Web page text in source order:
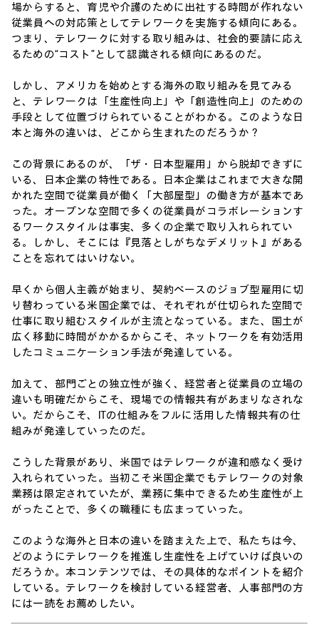
場からすると、育児や介護のために出社する時間が作れない
従業員への対応策としてテレワークを実施する傾向にある。
つまり、テレワークに対する取り組みは、社会的要請に応え
るための“コスト”として認識される傾向にあるのだ。
しかし、アメリカを始めとする海外の取り組みを見てみる
と、テレワークは「生産性向上」や「創造性向上」のための
手段として位置づけられていることがわかる。このような日
本と海外の違いは、どこから生まれたのだろうか？
この背景にあるのが、「ザ・日本型雇用」から脱却できずに
いる、日本企業の特性である。日本企業はこれまで大きな開
かれた空間で従業員が働く「大部屋型」の働き方が基本であ
った。オープンな空間で多くの従業員がコラボレーションす
るワークスタイルは事実、多くの企業で取り入れられてい
る。しかし、そこには『見落としがちなデメリット』がある
ことを忘れてはいけない。
早くから個人主義が始まり、契約ベースのジョブ型雇用に切
り替わっている米国企業では、それぞれが仕切られた空間で
仕事に取り組むスタイルが主流となっている。また、国土が
広く移動に時間がかかるからこそ、ネットワークを有効活用
したコミュニケーション手法が発達している。
加えて、部門ごとの独立性が強く、経営者と従業員の立場の
違いも明確だからこそ、現場での情報共有があまりなされな
い。だからこそ、ITの仕組みをフルに活用した情報共有の仕
組みが発達していったのだ。
こうした背景があり、米国ではテレワークが違和感なく受け
入れられていった。当初こそ米国企業でもテレワークの対象
業務は限定されていたが、業務に集中できるため生産性が上
がったことで、多くの職種にも広まっていった。
このような海外と日本の違いを踏まえた上で、私たちは今、
どのようにテレワークを推進し生産性を上げていけば良いの
だろうか。本コンテンツでは、その具体的なポイントを紹介
している。テレワークを検討している経営者、人事部門の方
には一読をお薦めしたい。